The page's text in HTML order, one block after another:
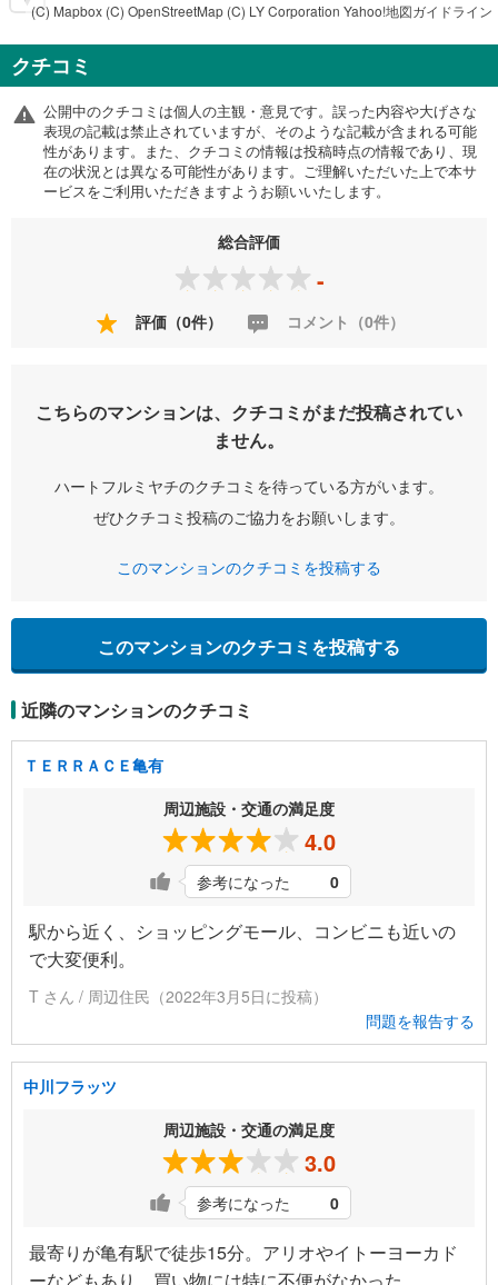
(C) Mapbox (C) OpenStreetMap (C) LY Corporation Yahoo!地図ガイドライン
クチコミ
公開中のクチコミは個人の主観・意見です。誤った内容や大げさな
表現の記載は禁止されていますが、そのような記載が含まれる可能
性があります。また、クチコミの情報は投稿時点の情報であり、現
在の状況とは異なる可能性があります。ご理解いただいた上で本サ
ービスをご利用いただきますようお願いいたします。
総合評価
-
評価（0件） コメント（0件）
こちらのマンションは、クチコミがまだ投稿されてい
ません。
ハートフルミヤチのクチコミを待っている方がいます。
ぜひクチコミ投稿のご協力をお願いします。
このマンションのクチコミを投稿する
このマンションのクチコミを投稿する
近隣のマンションのクチコミ
ＴＥＲＲＡＣＥ亀有
周辺施設・交通の満足度
4.0
参考になった 0
駅から近く、ショッピングモール、コンビニも近いの
で大変便利。
T さん / 周辺住民（2022年3月5日に投稿）
問題を報告する
中川フラッツ
周辺施設・交通の満足度
3.0
参考になった 0
最寄りが亀有駅で徒歩15分。アリオやイトーヨーカド